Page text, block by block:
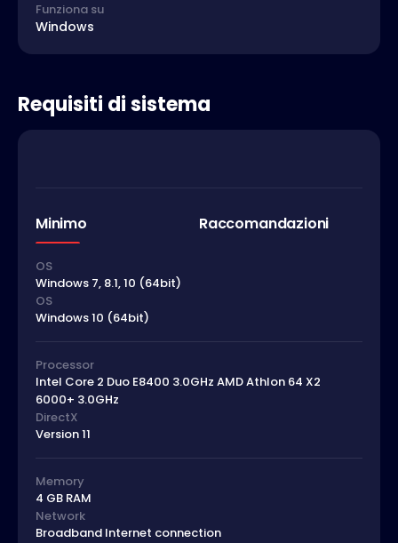
Funziona su
Windows
Requisiti di sistema
Minimo Raccomandazioni
OS
Windows 7, 8.1, 10 (64bit)
OS
Windows 10 (64bit)
Processor
Intel Core 2 Duo E8400 3.0GHz AMD Athlon 64 X2
6000+ 3.0GHz
DirectX
Version 11
Memory
4 GB RAM
Network
Broadband Internet connection